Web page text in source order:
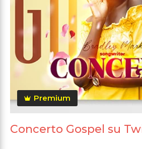
Premium
Concerto Gospel su